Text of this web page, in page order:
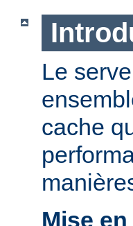
Le
cache
Mise